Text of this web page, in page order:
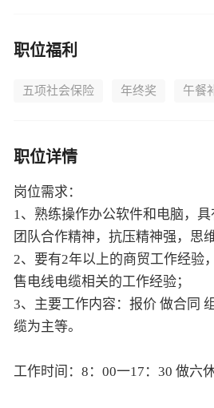
职位福利
五项社会保险 年终奖 午餐
职位详情
岗位需求：
1、熟练操作办公软件和电脑，
团队合作精神，抗压精神强，思
2、要有2年以上的商贸工作经验
售电线电缆相关的工作经验；
3、主要工作内容：报价 做合同
缆为主等。
工作时间：8：00一17：30 做六